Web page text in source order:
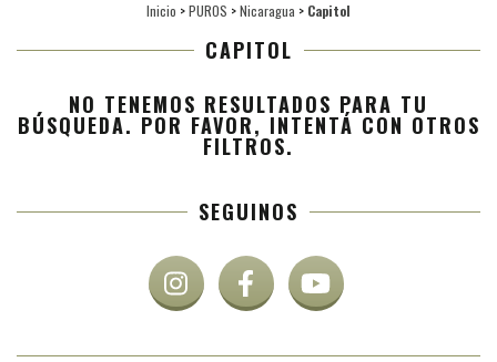
Inicio >PUROS >Nicaragua > Capitol
CAPITOL
NO TENEMOS RESULTADOS PARA TU
BÚSQUEDA. POR FAVOR, INTENTÁ CON OTROS
FILTROS.
SEGUINOS